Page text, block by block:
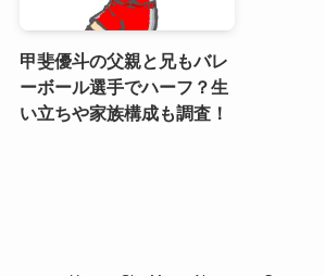
甲斐優斗の父親と兄もバレ
ーボール選手でハーフ？生
い立ちや家族構成も調査！